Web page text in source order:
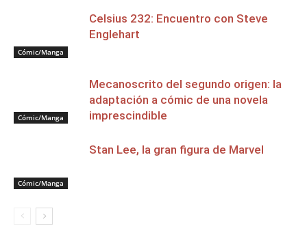
Cómic/Manga
Celsius 232: Encuentro con Steve
Englehart
Cómic/Manga
Mecanoscrito del segundo origen: la
adaptación a cómic de una novela
imprescindible
Cómic/Manga
Stan Lee, la gran figura de Marvel